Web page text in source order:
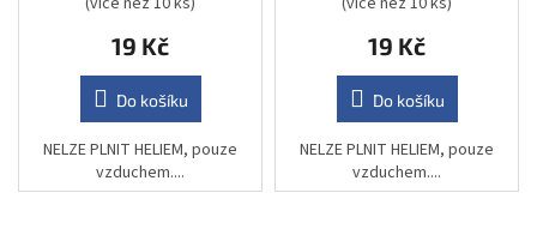
19 Kč
Do košíku
NELZE PLNIT HELIEM, pouze
vzduchem....
19 Kč
Do košíku
NELZE PLNIT HELIEM, pouze
vzduchem....